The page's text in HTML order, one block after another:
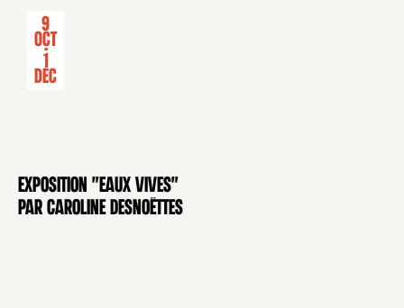
EXPOSITION
9
Oct
-
1
Déc
Exposition "Eaux Vives"
par Caroline Desnoëttes